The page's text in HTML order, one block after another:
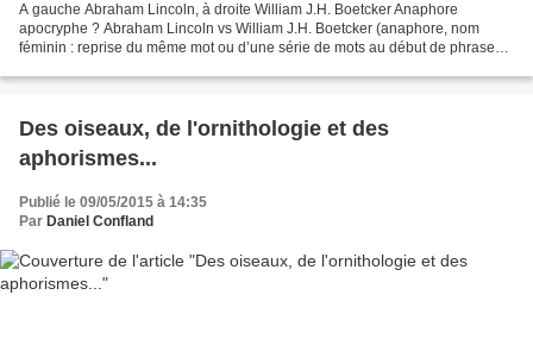
A gauche Abraham Lincoln, à droite William J.H. Boetcker Anaphore
apocryphe ? Abraham Lincoln vs William J.H. Boetcker (anaphore, nom
féminin : reprise du même mot ou d’une série de mots au début de phrases
Des oiseaux, de l'ornithologie et des
aphorismes...
Publié le 09/05/2015 à 14:35
Par Daniel Confland